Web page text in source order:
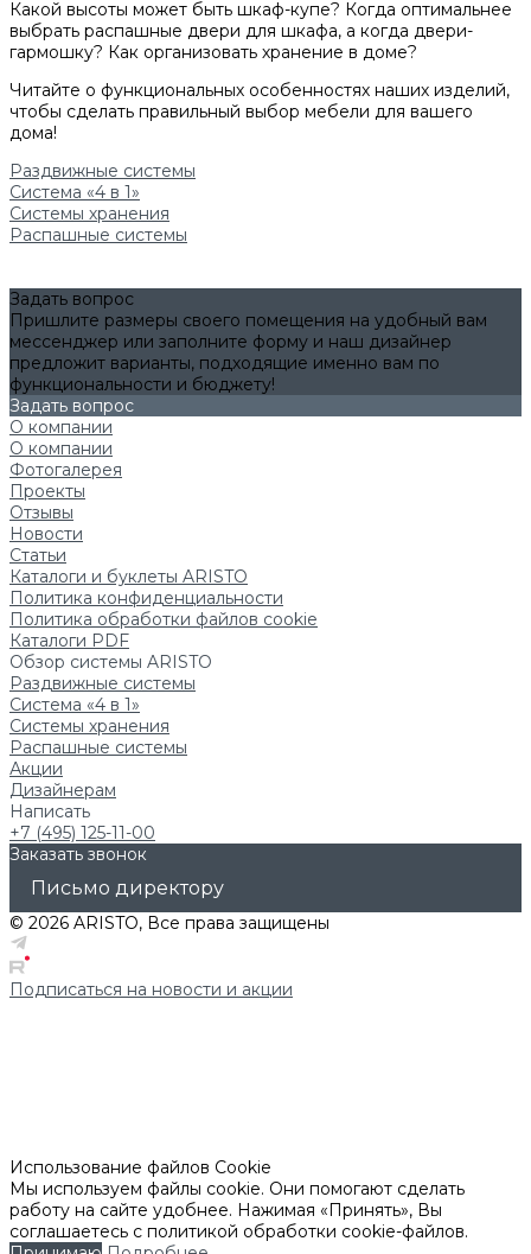
Какой высоты может быть шкаф-купе? Когда оптимальнее
выбрать распашные двери для шкафа, а когда двери-
гармошку? Как организовать хранение в доме?
Читайте о функциональных особенностях наших изделий,
чтобы сделать правильный выбор мебели для вашего
дома!
Раздвижные системы
Система «4 в 1»
Системы хранения
Распашные системы
Задать вопрос
Пришлите размеры своего помещения на удобный вам
мессенджер или заполните форму и наш дизайнер
предложит варианты, подходящие именно вам по
функциональности и бюджету!
Задать вопрос
О компании
О компании
Фотогалерея
Проекты
Отзывы
Новости
Статьи
Каталоги и буклеты ARISTO
Политика конфиденциальности
Политика обработки файлов cookie
Каталоги PDF
Обзор системы ARISTO
Раздвижные системы
Система «4 в 1»
Системы хранения
Распашные системы
Акции
Дизайнерам
Написать
+7 (495) 125-11-00
Заказать звонок
Письмо директору
© 2026 ARISTO, Все права защищены
Подписаться на новости и акции
Использование файлов Cookie
Мы используем файлы cookie. Они помогают сделать
работу на сайте удобнее. Нажимая «Принять», Вы
соглашаетесь с политикой обработки cookie-файлов.